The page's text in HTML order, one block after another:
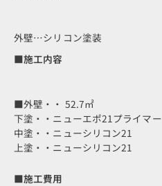
外壁…シリコン塗装
■施工内容
■外壁・・ 52.7㎡
下塗・・ニューエポ21プライマー
中塗・・ニューシリコン21
上塗・・ニューシリコン21
■施工費用